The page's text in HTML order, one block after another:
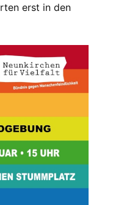
erst in den